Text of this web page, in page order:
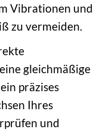
Vibrationen und
zu vermeiden.
gleichmäßige
präzises
Ihres
und